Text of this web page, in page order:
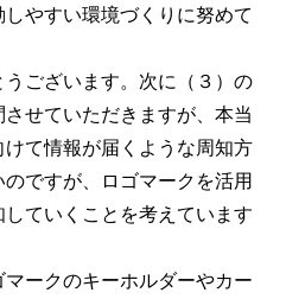
やすい環境づくりに努めて
ございます。次に（３）の
せていただきますが、本当
て情報が届くような周知方
ですが、ロゴマークを活用
ていくことを考えています
ークのキーホルダーやカー